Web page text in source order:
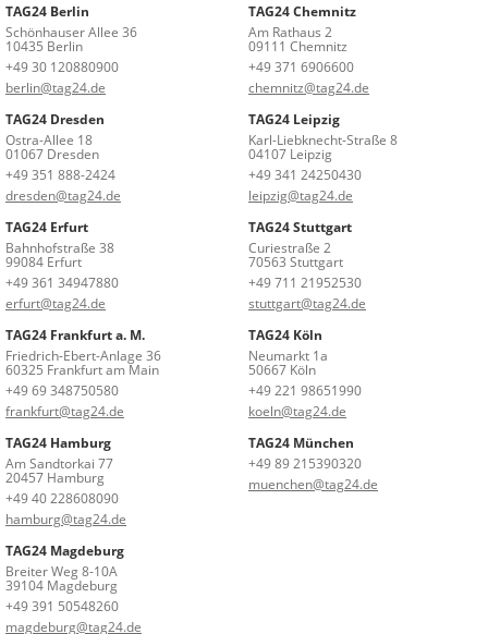
TAG24 Berlin
Schönhauser Allee 36
10435 Berlin
+49 30 120880900
berlin@tag24.de
TAG24 Chemnitz
Am Rathaus 2
09111 Chemnitz
+49 371 6906600
chemnitz@tag24.de
TAG24 Dresden
Ostra-Allee 18
01067 Dresden
+49 351 888-2424
dresden@tag24.de
TAG24 Leipzig
Karl-Liebknecht-Straße 8
04107 Leipzig
+49 341 24250430
leipzig@tag24.de
TAG24 Erfurt
Bahnhofstraße 38
99084 Erfurt
+49 361 34947880
erfurt@tag24.de
TAG24 Stuttgart
Curiestraße 2
70563 Stuttgart
+49 711 21952530
stuttgart@tag24.de
TAG24 Frankfurt a. M.
Friedrich-Ebert-Anlage 36
60325 Frankfurt am Main
+49 69 348750580
frankfurt@tag24.de
TAG24 Köln
Neumarkt 1a
50667 Köln
+49 221 98651990
koeln@tag24.de
TAG24 Hamburg
Am Sandtorkai 77
20457 Hamburg
+49 40 228608090
hamburg@tag24.de
TAG24 München
+49 89 215390320
muenchen@tag24.de
TAG24 Magdeburg
Breiter Weg 8-10A
39104 Magdeburg
+49 391 50548260
magdeburg@tag24.de